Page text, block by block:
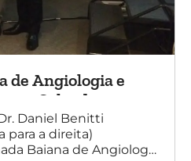
de Angiologia e
Salvador
Daniel Benitti
para a direita)
Baiana de Angiologia